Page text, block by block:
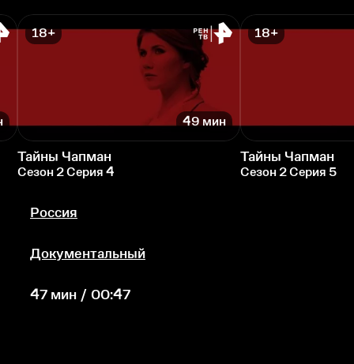
18+
49 мин
Тайны Чапман
Сезон 2 Серия 4
18+
Тайны Чапман
Сезон 2 Серия 5
Россия
Документальный
47 мин / 00:47